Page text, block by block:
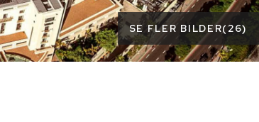
SE FLER BILDER(26)